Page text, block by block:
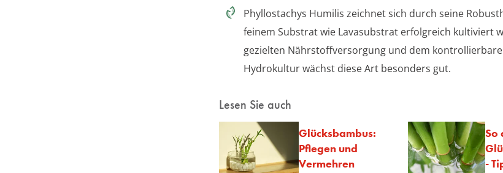
Phyllostachys Humilis zeichnet sich durch seine
feinem Substrat wie Lavasubstrat erfolgreich kultiviert
gezielten Nährstoffversorgung und dem
Hydrokultur wächst diese Art besonders gut.
Lesen Sie auch
Glücksbambus:
Pflegen und
Vermehren
So
-